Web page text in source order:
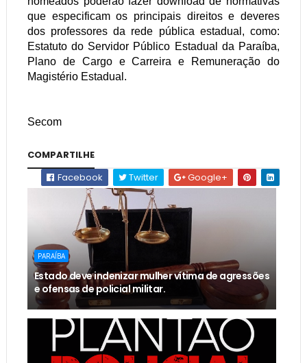
que especificam os principais direitos e deveres
dos professores da rede pública estadual, como:
Estatuto do Servidor Público Estadual da Paraíba,
Plano de Cargo e Carreira e Remuneração do
Magistério Estadual.
Secom
COMPARTILHE
Facebook
Twitter Google+
PARAÍBA
Estado deve indenizar mulher vítima de agressões
e ofensas de policial militar.